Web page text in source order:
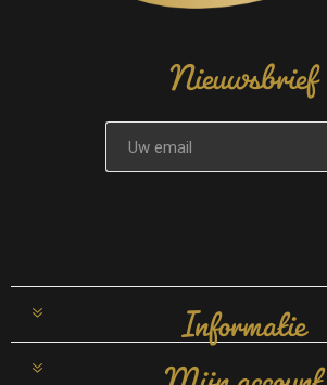
Nieuwsbrief
Informatie